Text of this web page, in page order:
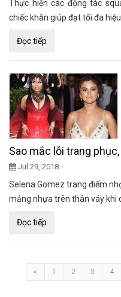
Thực hiện các động tác
chiếc khăn giúp đạt tối đa
Đọc tiếp
Sao mắc lỗi trang
Jul 29, 2018
Selena Gomez trang điểm
mảng nhựa trên thân váy khi
Đọc tiếp
« 1 2 3 4